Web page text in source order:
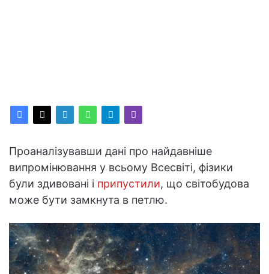
Проаналізувавши дані про найдавніше
випромінювання у всьому Всесвіті, фізики
були здивовані і припустили, що світобудова
може бути замкнута в петлю.